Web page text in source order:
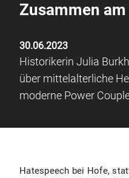
Zusammen
30.06.2023
Historikerin Julia
über mittelalterliche
moderne Power
Hatespeech bei Hofe,